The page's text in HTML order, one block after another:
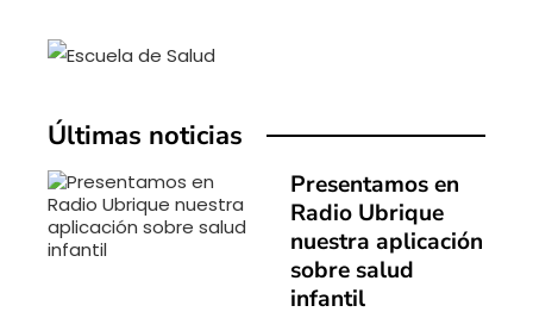
Últimas noticias
Presentamos en
Radio Ubrique
nuestra aplicación
sobre salud
infantil